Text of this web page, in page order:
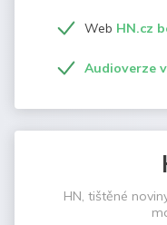
Web HN.cz
Audioverze
HN, tištěné